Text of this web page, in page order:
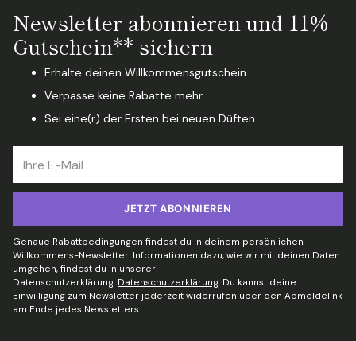
Newsletter abonnieren und 11%
Gutschein** sichern
Erhalte deinen Willkommensgutschein
Verpasse keine Rabatte mehr
Sei eine(r) der Ersten bei neuen Düften
E-
Mail
JETZT ABONNIEREN
Genaue Rabattbedingungen findest du in deinem persönlichen
Willkommens-Newsletter. Informationen dazu, wie wir mit deinen Daten
umgehen, findest du in unserer
Datenschutzerklärung. Datenschutzerklärung. Du kannst deine
Einwilligung zum Newsletter jederzeit widerrufen über den Abmeldelink
am Ende jedes Newsletters.